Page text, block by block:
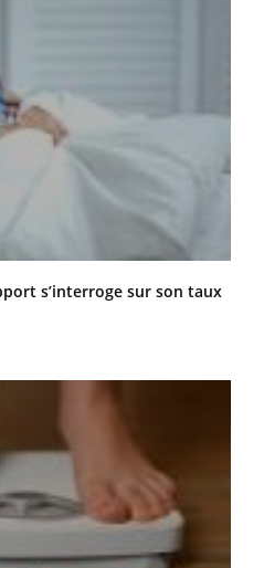
s’interroge sur son taux